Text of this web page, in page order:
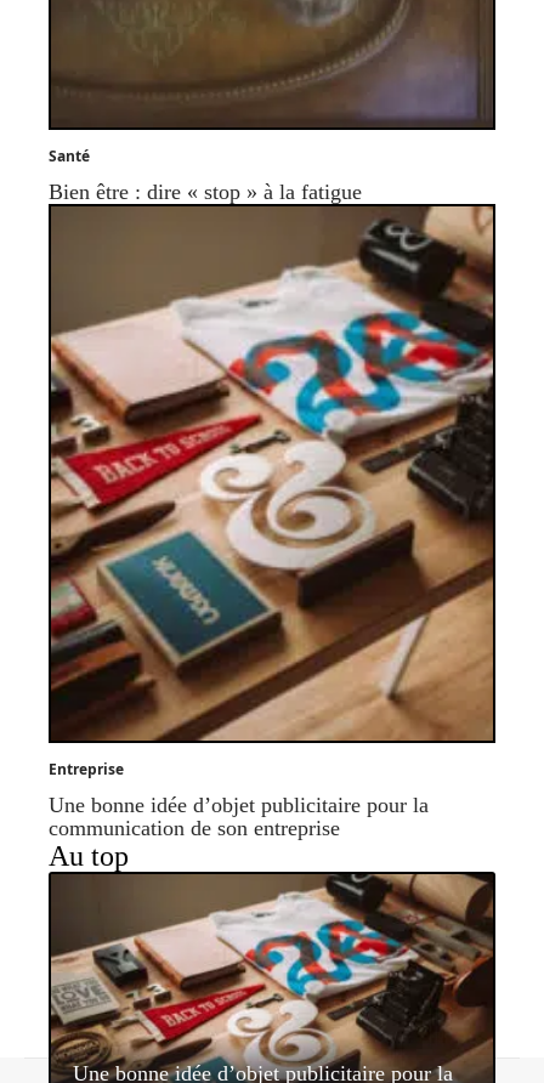
Santé
Bien être : dire « stop » à la fatigue
Entreprise
Une bonne idée d’objet publicitaire pour la
communication de son entreprise
Au top
Une bonne idée d’objet publicitaire pour la